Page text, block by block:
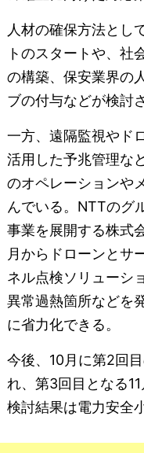
人材の確保方法とし
トのスタートや、社
の構築、保安業界の
ブの付与などが検討
一方、遠隔監視やド
活用した予兆管理な
のオペレーションや
んでいる。NTTのグ
事業を展開する株式
月からドローンとサ
ネル点検ソリューシ
異常過熱箇所などを
に省力化できる。
今後、10月に第2回
れ、第3回目となる
検討結果は電力安全